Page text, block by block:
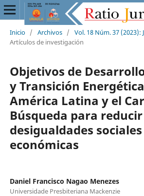
Inicio / Archivos / Vol. 18 Núm. 37 (2023):
Artículos de investigación
Objetivos de
y Transición
América Latina y el
Búsqueda para
desigualdades
económicas
Daniel Francisco Nagao Menezes
Universidade Presbiteriana Mackenzie